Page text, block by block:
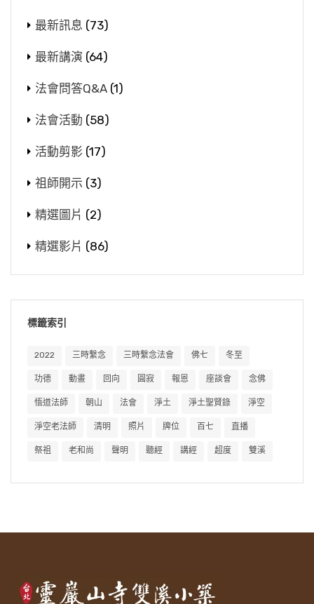
最新訊息 (73)
最新講演 (64)
法會問答Q&A (1)
法會活動 (58)
活動剪影 (17)
祖師開示 (3)
精選圖片 (2)
精選影片 (86)
標籤索引
2022 三時繫念 三時繫念法會 佛七 冬至
功德 動畫 回向 圓寂 報恩 座談會 念佛
悟道法師 朝山 法會 淨土 淨土聖賢錄 淨空
淨空老法師 清明 照片 牌位 百七 直播
祭祖 老和尚 聲明 聽經 講經 超度 雙溪